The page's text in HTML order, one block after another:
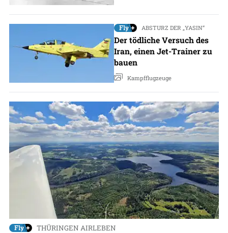
ABSTURZ DER „YASIN“
Der tödliche Versuch des
Iran, einen Jet-Trainer zu
bauen
Kampfflugzeuge
THÜRINGEN AIRLEBEN